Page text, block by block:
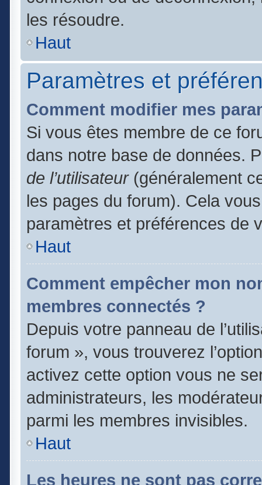
les résoudre.
Haut
Paramètres et
Comment modifier mes
Si vous êtes membre de ce
dans notre base de données.
de l’utilisateur(généralement
les pages du forum). Cela
paramètres et préférences de
Haut
Comment empêcher mon
membres connectés ?
Depuis votre panneau de
forum », vous trouverez
activez cette option vous ne
administrateurs, les
parmi les membres invisibles.
Haut
Les heures ne sont pas